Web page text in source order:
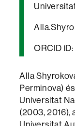
ORCID
Alla
Perminova)
Universitat
(2003, 2016),